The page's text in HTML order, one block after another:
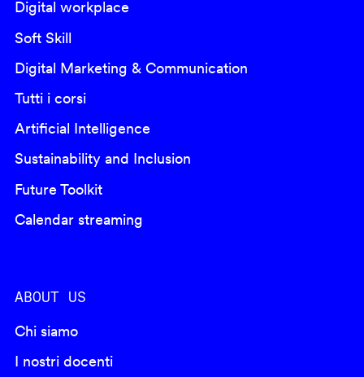
Digital workplace
Soft Skill
Digital Marketing & Communication
Tutti i corsi
Artificial Intelligence
Sustainability and Inclusion
Future Toolkit
Calendar streaming
ABOUT US
Chi siamo
I nostri docenti